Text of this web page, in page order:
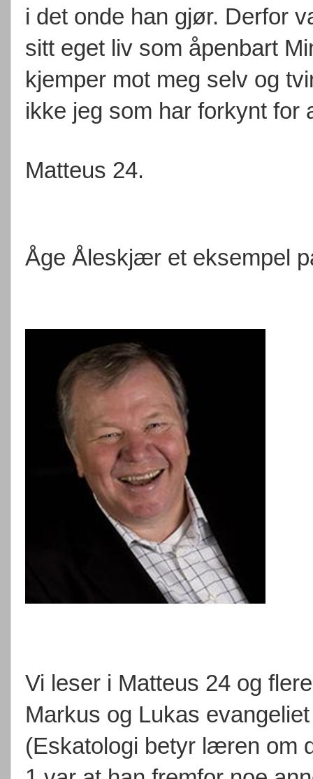
i det onde han gjør. Derfor
sitt eget liv som åpenbart
kjemper mot meg selv og
ikke jeg som har forkynt for
Matteus 24.
Åge Åleskjær et eksempel
Vi leser i Matteus 24 og
Markus og Lukas
(Eskatologi betyr læren om